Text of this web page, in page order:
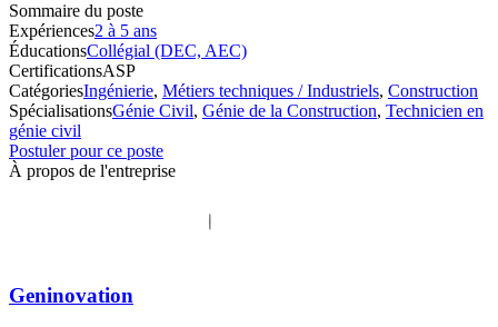
Sommaire du poste
Expériences2 à 5 ans
ÉducationsCollégial (DEC, AEC)
CertificationsASP
CatégoriesIngénierie, Métiers techniques / Industriels, Construction
SpécialisationsGénie Civil, Génie de la Construction, Technicien en
génie civil
Postuler pour ce poste
À propos de l'entreprise
Geninovation